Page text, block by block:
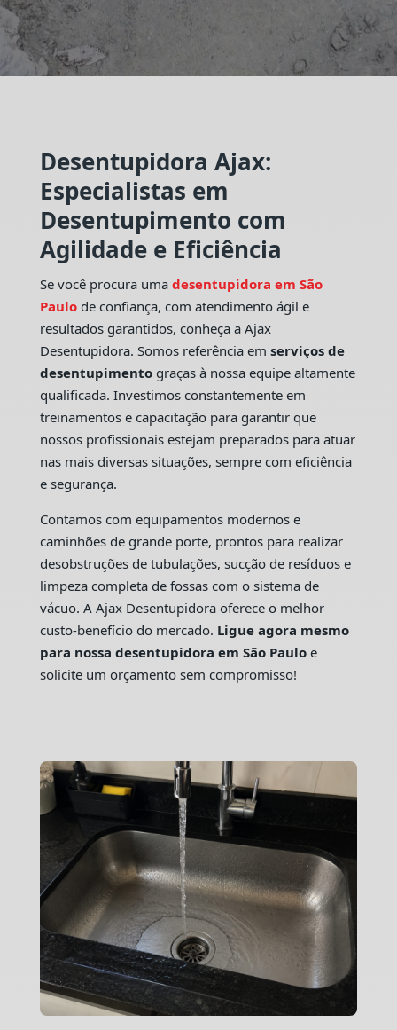
Desentupidora Ajax:
Especialistas em
Desentupimento com
Agilidade e Eficiência
Se você procura uma desentupidora em São
Paulo de confiança, com atendimento ágil e
resultados garantidos, conheça a Ajax
Desentupidora. Somos referência em serviços de
desentupimentograças à nossa equipe altamente
qualificada. Investimos constantemente em
treinamentos e capacitação para garantir que
nossos profissionais estejam preparados para atuar
nas mais diversas situações, sempre com eficiência
e segurança.
Contamos com equipamentos modernos e
caminhões de grande porte, prontos para realizar
desobstruções de tubulações, sucção de resíduos e
limpeza completa de fossas com o sistema de
vácuo. A Ajax Desentupidora oferece o melhor
custo-benefício do mercado. Ligue agora mesmo
para nossa desentupidora em São Pauloe
solicite um orçamento sem compromisso!